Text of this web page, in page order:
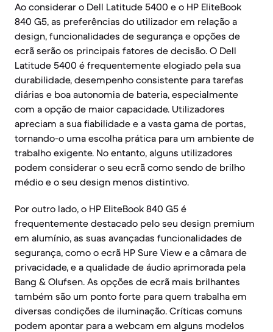
Ao considerar o Dell Latitude 5400 e o HP EliteBook
840 G5, as preferências do utilizador em relação a
design, funcionalidades de segurança e opções de
ecrã serão os principais fatores de decisão. O Dell
Latitude 5400 é frequentemente elogiado pela sua
durabilidade, desempenho consistente para tarefas
diárias e boa autonomia de bateria, especialmente
com a opção de maior capacidade. Utilizadores
apreciam a sua fiabilidade e a vasta gama de portas,
tornando-o uma escolha prática para um ambiente de
trabalho exigente. No entanto, alguns utilizadores
podem considerar o seu ecrã como sendo de brilho
médio e o seu design menos distintivo.
Por outro lado, o HP EliteBook 840 G5 é
frequentemente destacado pelo seu design premium
em alumínio, as suas avançadas funcionalidades de
segurança, como o ecrã HP Sure View e a câmara de
privacidade, e a qualidade de áudio aprimorada pela
Bang & Olufsen. As opções de ecrã mais brilhantes
também são um ponto forte para quem trabalha em
diversas condições de iluminação. Críticas comuns
podem apontar para a webcam em alguns modelos